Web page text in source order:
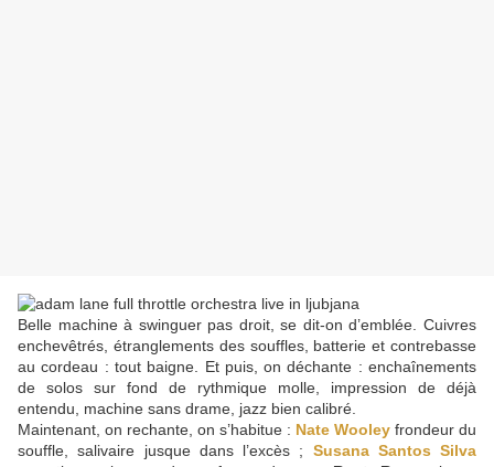
Belle machine à swinguer pas droit, se dit-on d’emblée. Cuivres
enchevêtrés, étranglements des souffles, batterie et contrebasse
au cordeau : tout baigne. Et puis, on déchante : enchaînements
de solos sur fond de rythmique molle, impression de déjà
entendu, machine sans drame, jazz bien calibré.
Maintenant, on rechante, on s’habitue : Nate Wooley frondeur du
souffle, salivaire jusque dans l’excès ; Susana Santos Silva